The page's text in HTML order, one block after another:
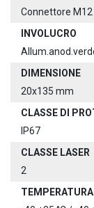
Connettore
INVOLUCRO
DIMENSIONE
20x135 mm
CLASSE DI
IP67
CLASSE LASER
2